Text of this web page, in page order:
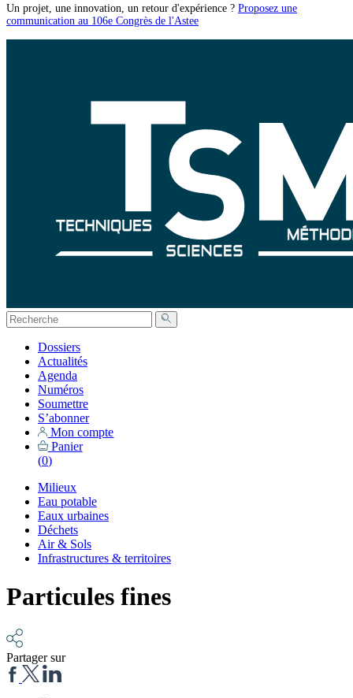
Un projet, une innovation, un retour d'expérience ? Proposez une
communication au 106e Congrès de l'Astee
Dossiers
Actualités
Agenda
Numéros
Soumettre
S’abonner
Mon compte
Panier
(0)
Milieux
Eau potable
Eaux urbaines
Déchets
Air & Sols
Infrastructures & territoires
Particules fines
Partager sur